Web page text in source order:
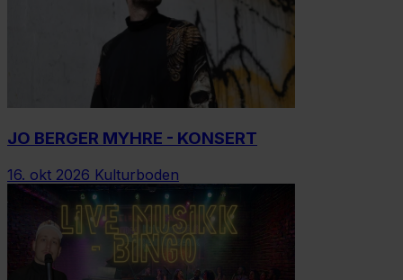
JO BERGER MYHRE - KONSERT
16. okt 2026 Kulturboden